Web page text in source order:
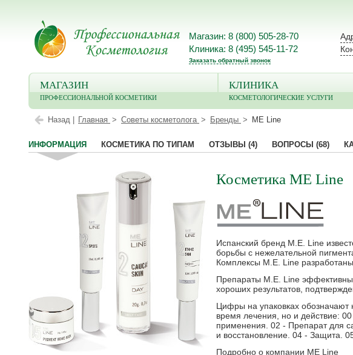
Магазин: 8 (800) 505-28-70
Клиника: 8 (495) 545-11-72
Заказать обратный звонок
МАГАЗИН
ПРОФЕССИОНАЛЬНОЙ КОСМЕТИКИ
КЛИНИКА
КОСМЕТОЛОГИЧЕСКИЕ УСЛУГИ
Назад | Главная Советы косметолога Бренды ME Line
ИНФОРМАЦИЯ КОСМЕТИКА ПО ТИПАМ ОТЗЫВЫ (4) ВОПРОСЫ (68)
Косметика ME Line
Испанский бренд M.E. Line
борьбы с нежелательной
Комплексы M.E. Line
Препараты M.E. Line
хороших результатов,
Цифры на упаковках обозначают
время лечения, но и действие:
применения. 02 - Препарат для
и восстановление. 04 - Защита.
Подробно о компании ME Line